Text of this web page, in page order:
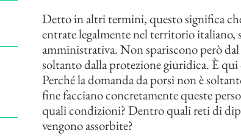
Detto in altri termini, questo significa
entrate legalmente nel territorio italiano,
amministrativa. Non spariscono però
soltanto dalla protezione giuridica. È
Perché la domanda da porsi non è
fine facciano concretamente queste
quali condizioni? Dentro quali reti di
vengono assorbite?